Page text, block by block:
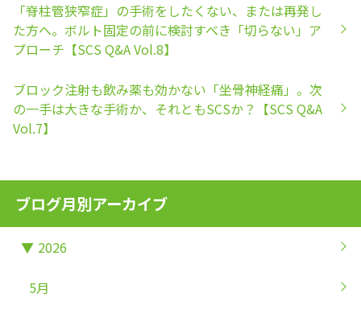
「脊柱管狭窄症」の手術をしたくない、または再発し
た方へ。ボルト固定の前に検討すべき「切らない」ア
プローチ【SCS Q&A Vol.8】
ブロック注射も飲み薬も効かない「坐骨神経痛」。次
の一手は大きな手術か、それともSCSか？【SCS Q&A
Vol.7】
ブログ月別アーカイブ
▼ 2026
5月